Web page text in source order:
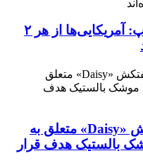
مقام مستعفی دولت ترامپ: آمریکایی‌ها از هر ۲
نیروهای مسلح یمنی نفتکش «Daisy» متعلق به
بالستیک هدف قرار